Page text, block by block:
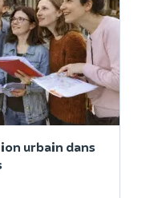
urbain dans